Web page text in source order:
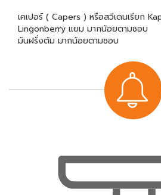
เคเปอร์ ( Capers ) หรือสวีเดนเรียก
Lingonberry แยม มากน้อยตามชอบ
มันฝรั่งต้ม มากน้อยตามชอบ